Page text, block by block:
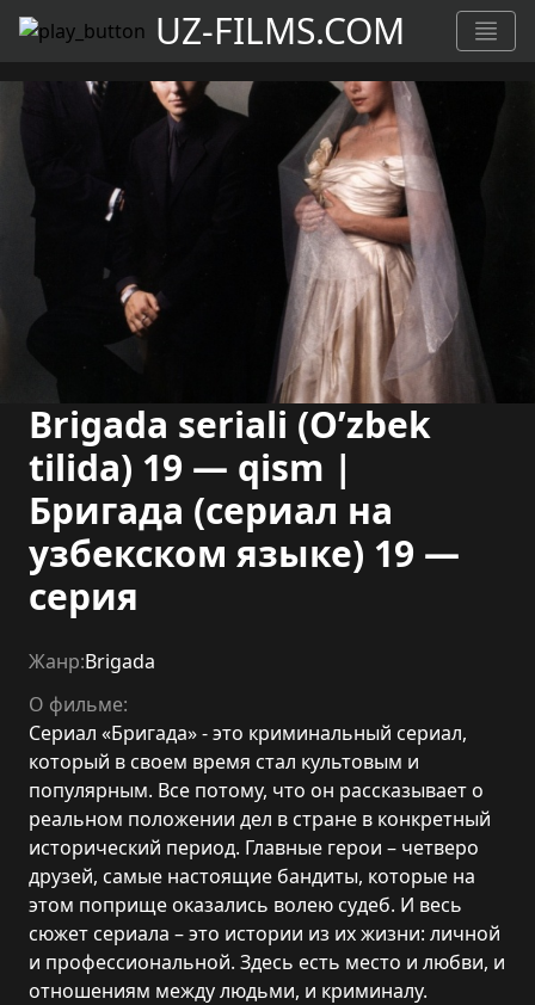
UZ-FILMS.COM
Brigada seriali (O’zbek
tilida) 19 — qism |
Бригада (сериал на
узбекском языке) 19 —
серия
Жанр:Brigada
О фильме:
Сериал «Бригада» - это криминальный сериал,
который в своем время стал культовым и
популярным. Все потому, что он рассказывает о
реальном положении дел в стране в конкретный
исторический период. Главные герои – четверо
друзей, самые настоящие бандиты, которые на
этом поприще оказались волею судеб. И весь
сюжет сериала – это истории из их жизни: личной
и профессиональной. Здесь есть место и любви, и
отношениям между людьми, и криминалу.